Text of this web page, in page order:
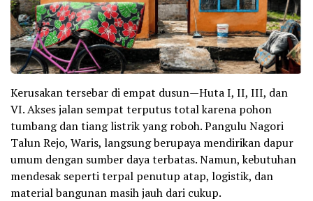
Kerusakan tersebar di empat dusun—Huta I, II, III, dan
VI. Akses jalan sempat terputus total karena pohon
tumbang dan tiang listrik yang roboh. Pangulu Nagori
Talun Rejo, Waris, langsung berupaya mendirikan dapur
umum dengan sumber daya terbatas. Namun, kebutuhan
mendesak seperti terpal penutup atap, logistik, dan
material bangunan masih jauh dari cukup.